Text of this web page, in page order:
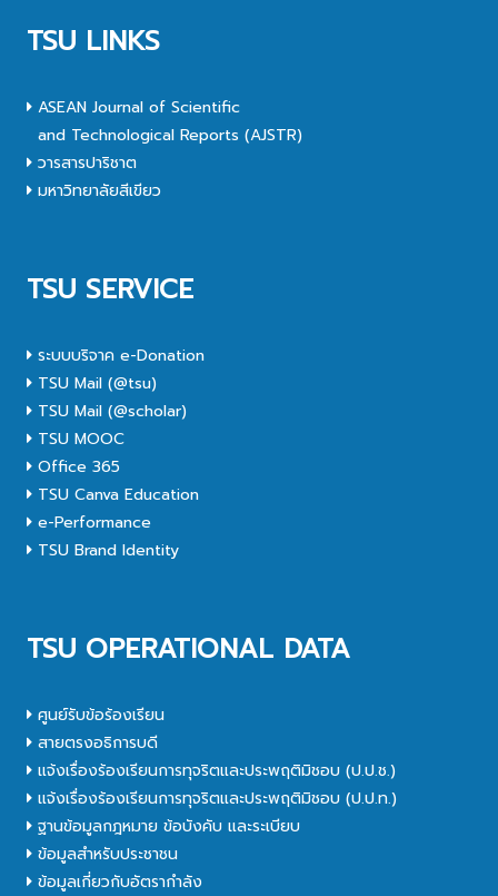
TSU LINKS
ASEAN Journal of Scientific
and Technological Reports (AJSTR)
วารสารปาริชาต
มหาวิทยาลัยสีเขียว
TSU SERVICE
ระบบบริจาค e-Donation
TSU Mail (@tsu)
TSU Mail (@scholar)
TSU MOOC
Office 365
TSU Canva Education
e-Performance
TSU Brand Identity
TSU OPERATIONAL DATA
ศูนย์รับข้อร้องเรียน
สายตรงอธิการบดี
แจ้งเรื่องร้องเรียนการทุจริตและประพฤติมิชอบ (ป.ป.ช.)
แจ้งเรื่องร้องเรียนการทุจริตและประพฤติมิชอบ (ป.ป.ท.)
ฐานข้อมูลกฎหมาย ข้อบังคับ และระเบียบ
ข้อมูลสำหรับประชาชน
ข้อมูลเกี่ยวกับอัตรากำลัง